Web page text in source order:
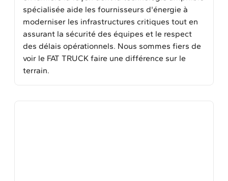
spécialisée aide les fournisseurs d'énergie à
moderniser les infrastructures critiques tout en
assurant la sécurité des équipes et le respect
des délais opérationnels. Nous sommes fiers de
voir le FAT TRUCK faire une différence sur le
terrain.